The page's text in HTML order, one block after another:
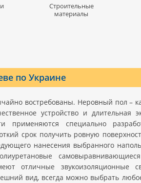
Строительные
материалы
по Украине
востребованы. Неровный пол –
устройство и длительная
применяются специально
срок получить ровную
нанесения выбранного
отличные звукоизоляционные
вид, всегда можно выбрать